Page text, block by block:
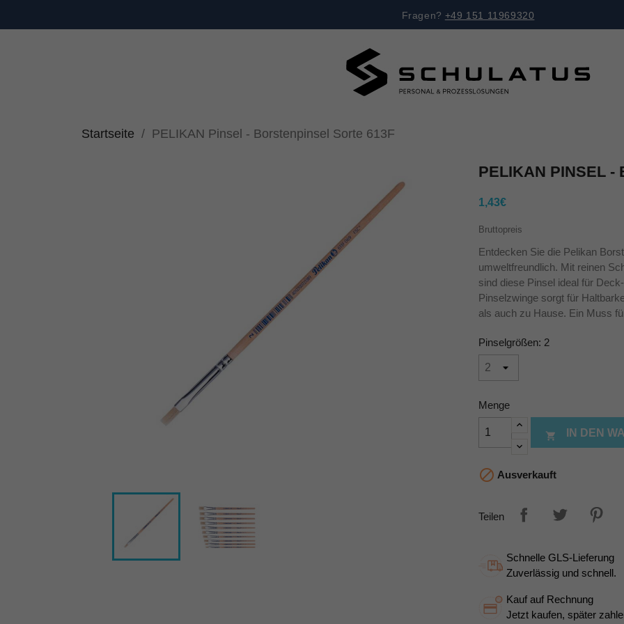
Fragen? +49 151 11969320
Startseite PELIKAN Pinsel - Borstenpinsel Sorte 613F
PELIKAN PINSEL -
1,43€
Bruttopreis
Entdecken Sie die Pelikan
umweltfreundlich. Mit reinen
sind diese Pinsel ideal für
Pinselzwinge sorgt für
als auch zu Hause. Ein Muss
Pinselgrößen: 2
Menge
 IN DEN
 Ausverkauft
Teilen
Schnelle GLS-Lieferung
Zuverlässig und schnell.
Kauf auf Rechnung
Jetzt kaufen, später